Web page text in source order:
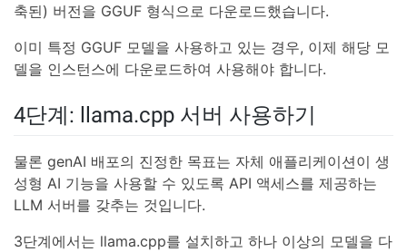
축된) 버전을 GGUF 형식으로 다운로드했습니다.
이미 특정 GGUF 모델을 사용하고 있는 경우, 이제 해당 모
델을 인스턴스에 다운로드하여 사용해야 합니다.
4단계: llama.cpp 서버 사용하기
물론 genAI 배포의 진정한 목표는 자체 애플리케이션이 생
성형 AI 기능을 사용할 수 있도록 API 액세스를 제공하는
LLM 서버를 갖추는 것입니다.
3단계에서는 llama.cpp를 설치하고 하나 이상의 모델을 다